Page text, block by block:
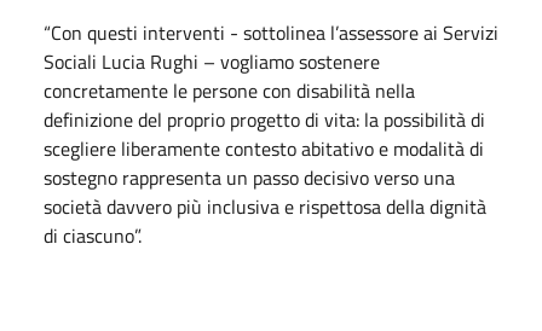
“Con questi interventi - sottolinea l’assessore ai Servizi
Sociali Lucia Rughi – vogliamo sostenere
concretamente le persone con disabilità nella
definizione del proprio progetto di vita: la possibilità di
scegliere liberamente contesto abitativo e modalità di
sostegno rappresenta un passo decisivo verso una
società davvero più inclusiva e rispettosa della dignità
di ciascuno”.